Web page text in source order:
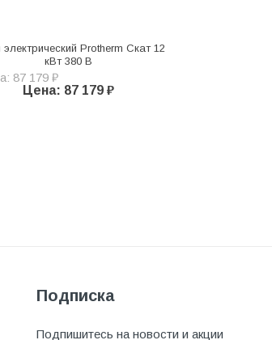
электрический Protherm Скат 12
кВт 380 В
87 179 ₽
Цена: 87 179 ₽
Подписка
Подпишитесь на новости и акции